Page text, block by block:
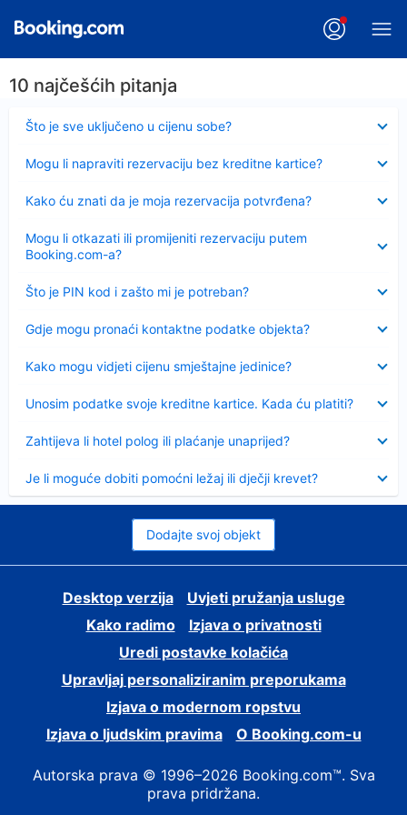
10 najčešćih pitanja
Što je sve uključeno u cijenu sobe?
Sažeto
Mogu li napraviti rezervaciju bez kreditne kartice?
Kako ću znati da je moja rezervacija potvrđena?
Mogu li otkazati ili promijeniti rezervaciju putem
Booking.com-a?
Što je PIN kod i zašto mi je potreban?
Sažeto
Gdje mogu pronaći kontaktne podatke objekta?
Kako mogu vidjeti cijenu smještajne jedinice?
Unosim podatke svoje kreditne kartice. Kada ću platiti?
Zahtijeva li hotel polog ili plaćanje unaprijed?
Je li moguće dobiti pomoćni ležaj ili dječji krevet?
Dodajte svoj objekt
Desktop verzija
Uvjeti pružanja usluge
Kako radimo
Izjava o privatnosti
Uredi postavke kolačića
Upravljaj personaliziranim preporukama
Izjava o modernom ropstvu
Izjava o ljudskim pravima
O Booking.com-u
Autorska prava © 1996–2026 Booking.com™. Sva
prava pridržana.